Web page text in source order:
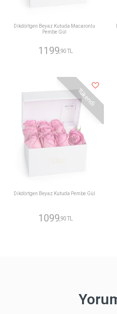
Dikdörtgen Beyaz Kutuda Macaronlu
Pembe Gül
1199,90 TL
Tükendi
Dikdörtgen Beyaz Kutuda Pembe Gül
1099,90 TL